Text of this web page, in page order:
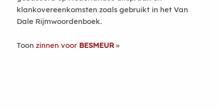
klankovereenkomsten zoals gebruikt in het Van
Dale Rijmwoordenboek.
Toon zinnen voor BESMEUR